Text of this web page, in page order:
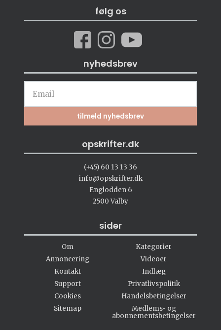
følg os
nyhedsbrev
opskrifter.dk
(+45) 60 13 13 36
info@opskrifter.dk
Englodden 6
2500 Valby
sider
Om
Annoncering
Kontakt
Support
Cookies
Sitemap
Kategorier
Videoer
Indlæg
Privatlivspolitik
Handelsbetingelser
Medlems- og
abonnementsbetingelser